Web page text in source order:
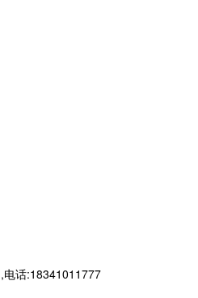
电话:18341011777